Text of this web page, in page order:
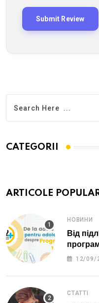
CATEGORII
ARTICOLE
НОВИНИ
Від
12/09/
СТАТТІ